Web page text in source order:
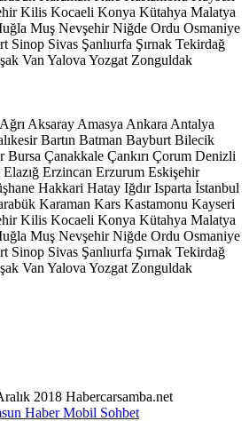
Kilis Kocaeli Konya Kütahya Malatya
Muş Nevşehir Niğde Ordu Osmaniye
Sinop Sivas Şanlıurfa Şırnak Tekirdağ
Van Yalova Yozgat Zonguldak
Ağrı Aksaray Amasya Ankara Antalya
Bartın Batman Bayburt Bilecik
Bursa Çanakkale Çankırı Çorum Denizli
Elazığ Erzincan Erzurum Eskişehir
Hakkari Hatay Iğdır Isparta İstanbul
Karaman Kars Kastamonu Kayseri
Kilis Kocaeli Konya Kütahya Malatya
Muş Nevşehir Niğde Ordu Osmaniye
Sinop Sivas Şanlıurfa Şırnak Tekirdağ
Van Yalova Yozgat Zonguldak
2018 Habercarsamba.net
HaberMobil Sohbet